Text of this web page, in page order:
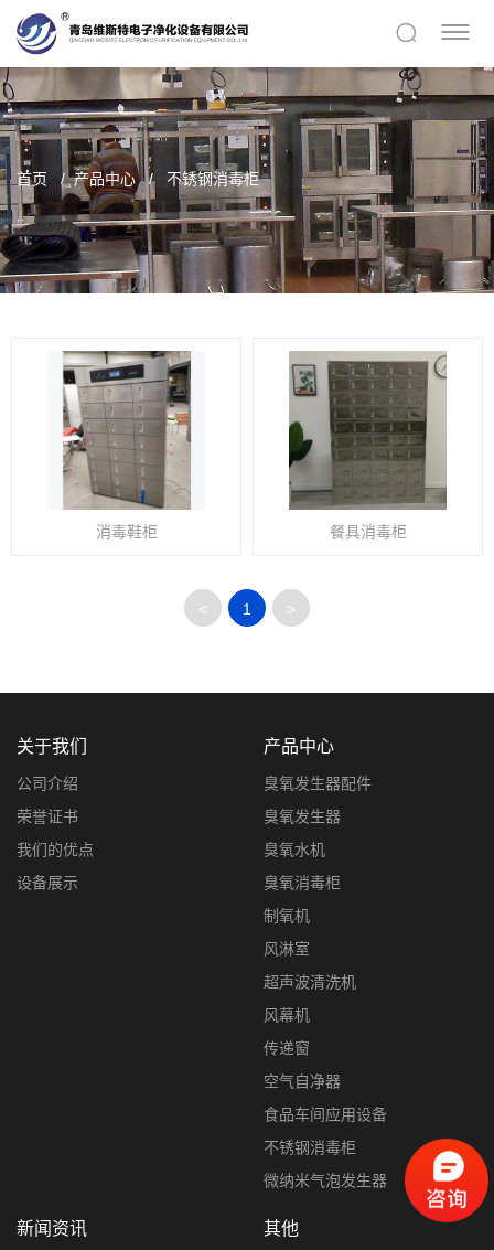
首页 产品中心 不锈钢消毒柜
消毒鞋柜 餐具消毒柜
< 1 >
关于我们
公司介绍
荣誉证书
我们的优点
设备展示
产品中心
臭氧发生器配件
臭氧发生器
臭氧水机
臭氧消毒柜
制氧机
风淋室
超声波清洗机
风幕机
传递窗
空气自净器
食品车间应用设备
不锈钢消毒柜
微纳米气泡发生器
新闻资讯 其他